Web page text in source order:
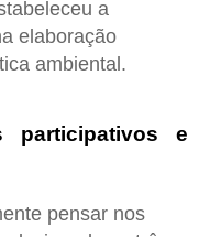
a
elaboração
ambiental.
participativos e
pensar nos